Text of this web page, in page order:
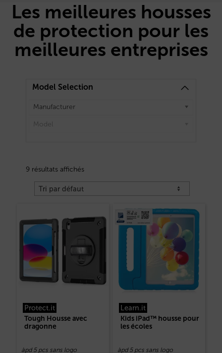
Les meilleures housses
de protection pour les
meilleures entreprises
Model Selection
Manufacturer
Model
9 résultats affichés
Protect.it
Tough Housse avec
dragonne
àpd 5 pcs sans logo
Learn.it
Kids iPad™ housse pour
les écoles
àpd 5 pcs sans logo